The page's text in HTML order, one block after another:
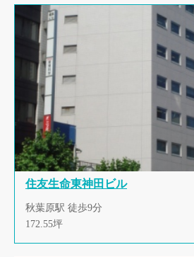
住友生命東神田ビル
秋葉原駅 徒歩9分
172.55坪